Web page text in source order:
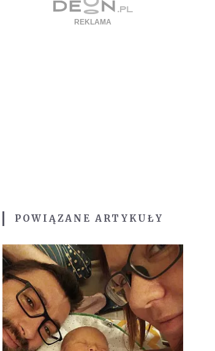
POWIĄZANE ARTYKUŁY